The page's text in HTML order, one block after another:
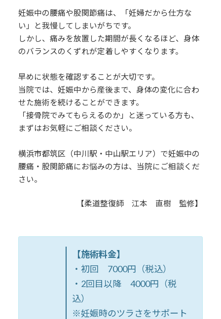
妊娠中の腰痛や股関節痛は、「妊婦だから仕方な
い」と我慢してしまいがちです。
しかし、痛みを放置した期間が長くなるほど、身体
のバランスのくずれが定着しやすくなります。
早めに状態を確認することが大切です。
当院では、妊娠中から産後まで、身体の変化に合わ
せた施術を続けることができます。
「接骨院でみてもらえるのか」と迷っている方も、
まずはお気軽にご相談ください。
横浜市都筑区（中川駅・中山駅エリア）で妊娠中の
腰痛・股関節痛にお悩みの方は、当院にご相談くだ
さい。
【柔道整復師 江本 直樹 監修】
【施術料金】
・初回 7000円（税込）
・2回目以降 4000円（税
込）
※妊娠時のツラさをサポート